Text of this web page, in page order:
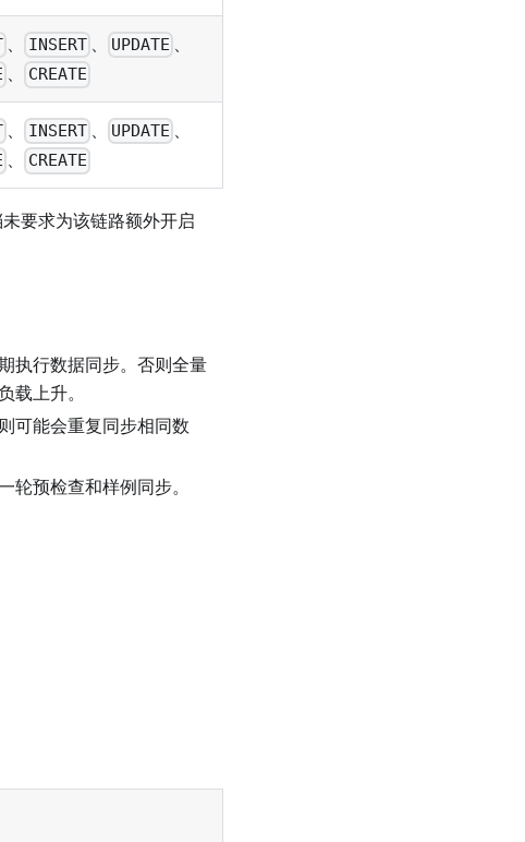
、 INSERT 、 UPDATE 、
、 CREATE
、 INSERT、 UPDATE 、
、 CREATE
要求为该链路额外开启
执行数据同步。否则全量
上升。
可能会重复同步相同数
预检查和样例同步。